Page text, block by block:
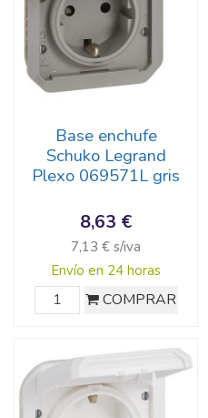
Base enchufe
Schuko Legrand
Plexo 069571L gris
8,63 €
7,13 € s/iva
Envío en 24 horas
COMPRAR